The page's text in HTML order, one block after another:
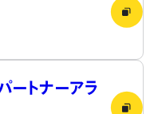
トナーアラ